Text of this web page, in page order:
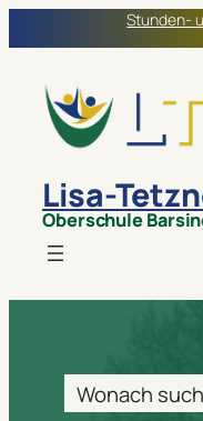
Inhalt
Stunden-
Lisa-
Oberschule